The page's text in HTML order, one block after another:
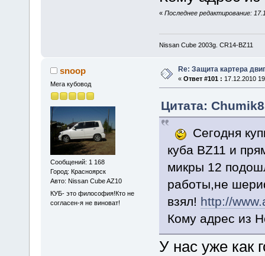
« Последнее редактирование:
Nissan Cube 2003g. CR14-BZ11
snoop
Мега кубовод
Сообщений: 1 168
Город: Красноярск
Авто: Nissan Cube AZ10
КУБ- это философия!Кто не
согласен-я не виноват!
Re: Защита картера
« Ответ #101 : 17.12.2010
Цитата:
Сегодня
куба BZ11 и
микры 12
работы,не
взял! http://
Кому адрес из
У нас уже как